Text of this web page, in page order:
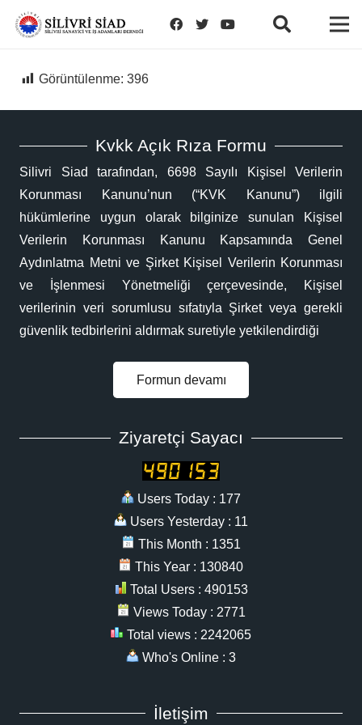
Görüntülenme: 396
Kvkk Açık Rıza Formu
Silivri Siad tarafından, 6698 Sayılı Kişisel Verilerin
Korunması Kanunu’nun (“KVK Kanunu”) ilgili
hükümlerine uygun olarak bilginize sunulan Kişisel
Verilerin Korunması Kanunu Kapsamında Genel
Aydınlatma Metni ve Şirket Kişisel Verilerin Korunması
ve İşlenmesi Yönetmeliği çerçevesinde, Kişisel
verilerinin veri sorumlusu sıfatıyla Şirket veya gerekli
güvenlik tedbirlerini aldırmak suretiyle yetkilendirdiği
Formun devamı
Ziyaretçi Sayacı
Users Today : 177
Users Yesterday : 11
This Month : 1351
This Year : 130840
Total Users : 490153
Views Today : 2771
Total views : 2242065
Who's Online : 3
İletişim